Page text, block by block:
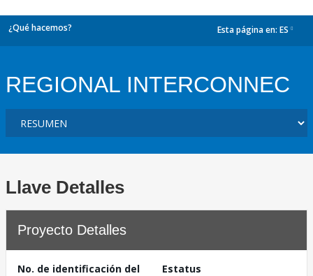
¿Qué hacemos? Esta página en: ES
REGIONAL INTERCONNEC
Llave Detalles
Proyecto Detalles
No. de identificación del
Estatus